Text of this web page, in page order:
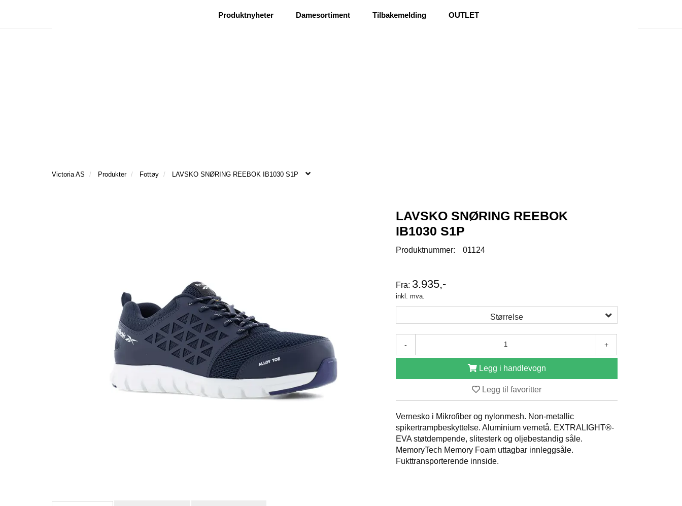
Ønsker besøk| Ris og ros
Produktnyheter Damesortiment Tilbakemelding OUTLET
Victoria AS Produkter Fottøy LAVSKO SNØRING REEBOK IB1030 S1P
LAVSKO SNØRING REEBOK
IB1030 S1P
Produktnummer: 01124
Fra: 3.935,-
inkl. mva.
Størrelse
- +
Legg i handlevogn
Legg til favoritter
Vernesko i Mikrofiber og nylonmesh. Non-metallic
spikertrampbeskyttelse. Aluminium vernetå. EXTRALIGHT®-
EVA støtdempende, slitesterk og oljebestandig såle.
MemoryTech Memory Foam uttagbar innleggsåle.
Fukttransporterende innside.